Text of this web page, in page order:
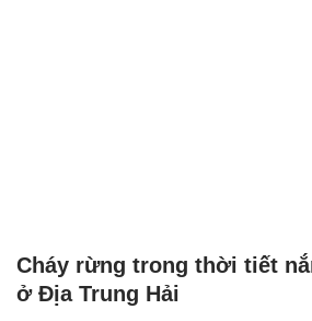
Cháy rừng trong thời tiết
ở Địa Trung Hải